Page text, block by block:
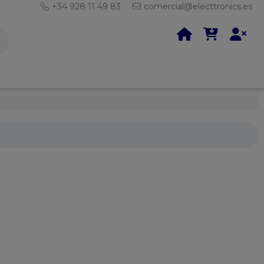
+34 928 11 49 83 comercial@electtronics.es